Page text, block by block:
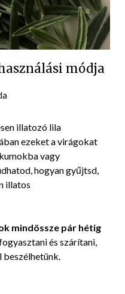
módja
illatozó lila
ezeket a virágokat
vagy
hogyan gyűjtsd,
illatos
mindössze pár hétig
és szárítani,